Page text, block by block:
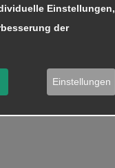
Einstellungen,
der
Einstellungen